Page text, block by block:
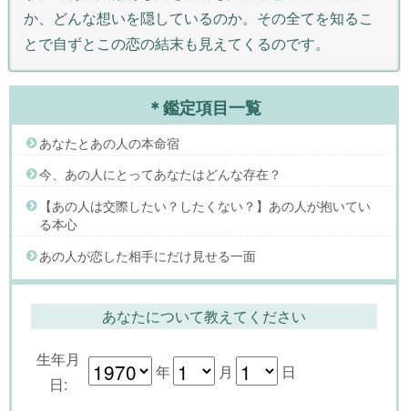
か、どんな想いを隠しているのか。その全てを知るこ
とで自ずとこの恋の結末も見えてくるのです。
＊鑑定項目一覧
あなたとあの人の本命宿
今、あの人にとってあなたはどんな存在？
【あの人は交際したい？したくない？】あの人が抱いてい
る本心
あの人が恋した相手にだけ見せる一面
あなたについて教えてください
生年月
日:
年 月 日